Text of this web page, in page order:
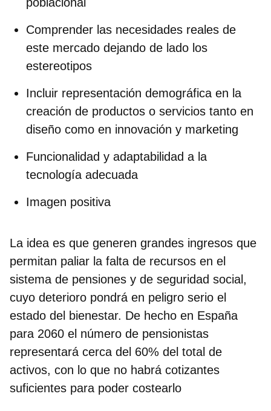
Comprender las necesidades reales de
este mercado dejando de lado los
estereotipos
Incluir representación demográfica en la
creación de productos o servicios tanto en
diseño como en innovación y marketing
Funcionalidad y adaptabilidad a la
tecnología adecuada
Imagen positiva
La idea es que generen grandes ingresos que
permitan paliar la falta de recursos en el
sistema de pensiones y de seguridad social,
cuyo deterioro pondrá en peligro serio el
estado del bienestar. De hecho en España
para 2060 el número de pensionistas
representará cerca del 60% del total de
activos, con lo que no habrá cotizantes
suficientes para poder costearlo